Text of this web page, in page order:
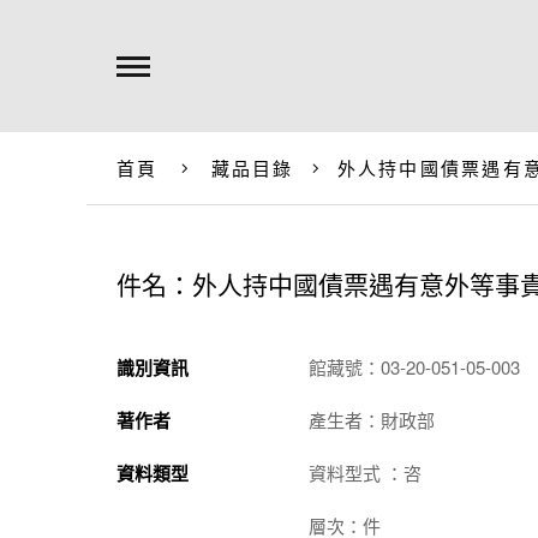
首頁 藏品目錄 外人持中國債票遇有
件名：外人持中國債票遇有意外等事
識別資訊 館藏號：03-20-051-05-003
著作者 產生者：財政部
資料類型 資料型式 ：咨
層次：件